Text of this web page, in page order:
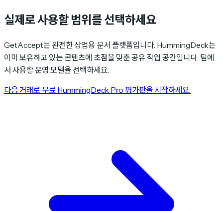
실제로 사용할 범위를 선택하세요
GetAccept는 완전한 상업용 문서 플랫폼입니다. HummingDeck는
이미 보유하고 있는 콘텐츠에 초점을 맞춘 공유 작업 공간입니다. 팀에
서 사용할 운영 모델을 선택하세요.
다음 거래로 무료 HummingDeck Pro 평가판을 시작하세요.